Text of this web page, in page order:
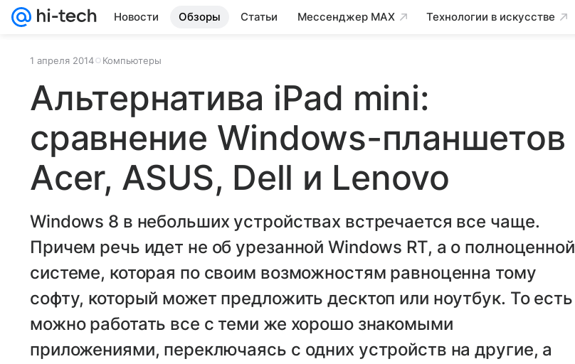
Новости Обзоры Статьи Мессенджер MAX Технологии в искусстве
1 апреля 2014 Компьютеры
Альтернатива iPad mini:
сравнение Windows-планшетов
Acer, ASUS, Dell и Lenovo
Windows 8 в небольших устройствах встречается все чаще.
Причем речь идет не об урезанной Windows RT, а о полноценной
системе, которая по своим возможностям равноценна тому
софту, который может предложить десктоп или ноутбук. То есть
можно работать все с теми же хорошо знакомыми
приложениями, переключаясь с одних устройств на другие, а